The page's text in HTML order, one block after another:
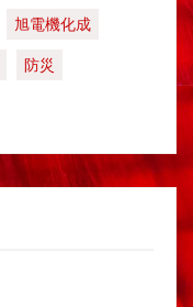
旭電機化成
防災